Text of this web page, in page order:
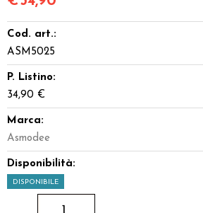
Cod. art.:
ASM5025
P. Listino:
34,90 €
Marca:
Asmodee
Disponibilità:
DISPONIBILE